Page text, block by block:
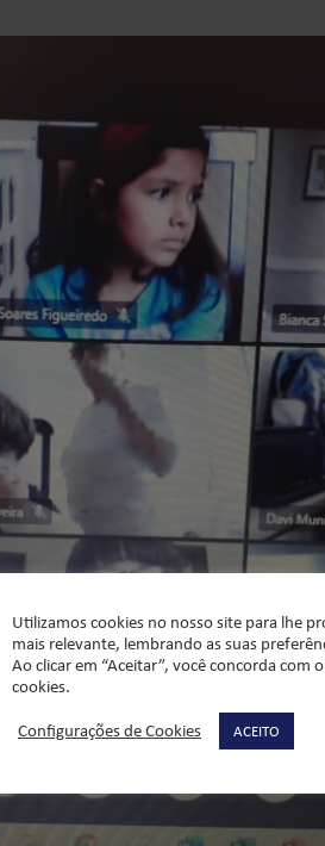
Utilizamos cookies no nosso site para lhe
mais relevante, lembrando as suas
Ao clicar em “Aceitar”, você concorda com
cookies.
Configurações de Cookies
ACEITO